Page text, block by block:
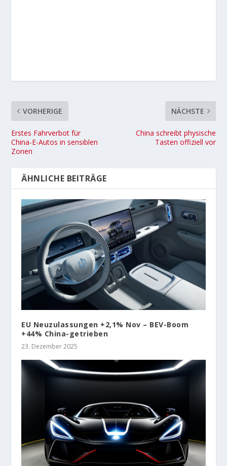
VORHERIGE
Erstes Fahrverbot für
China-E-Autos in sensiblen
Zonen
NÄCHSTE
China schreibt physische
Tasten offiziell vor
ÄHNLICHE BEITRÄGE
EU Neuzulassungen +2,1% Nov – BEV-Boom
+44% China-getrieben
23. Dezember 2025